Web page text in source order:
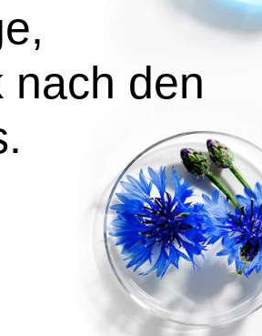
nach den